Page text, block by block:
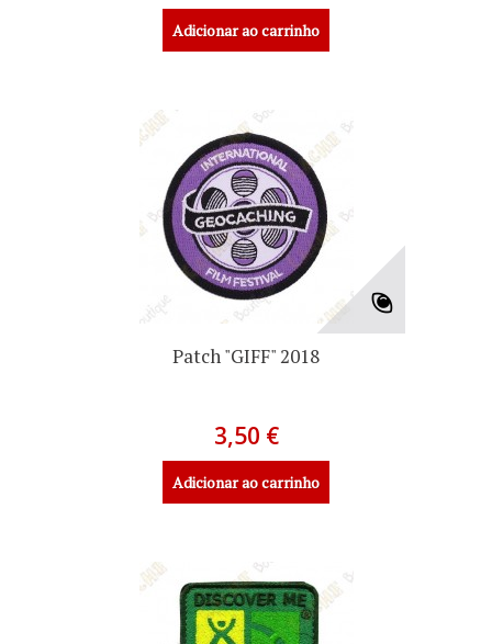
Adicionar ao carrinho
Patch "GIFF" 2018
3,50 €
Adicionar ao carrinho